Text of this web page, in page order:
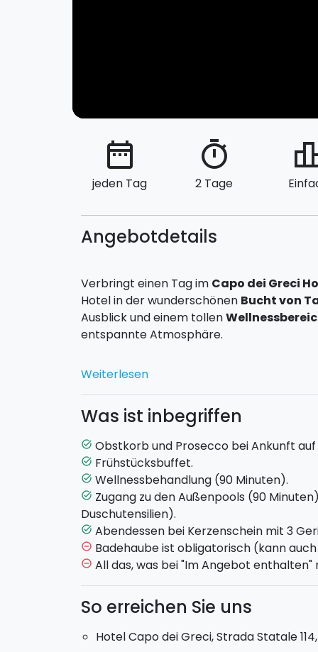
date_range
jeden Tag
timer
2 Tage
Angebotdetails
Verbringt einen Tag im Capo dei Greci
Hotel in der wunderschönen Bucht von
Ausblick und einem tollen
entspannte Atmosphäre.
Um auf euren romantischen Aufenthalt
Ihr werdet einen Nachmittag voller Relax
90-minütige Wellnessbehandlung
Dusche, Aromatherapie, Schwebetank,
Außerdem werdet ihr weitere 90 Minuten
Wasserfall verbringen (nur von Juni bis
exklusive Außenpools, die einen
bieten, der Zutritt ist jederzeit frei.
Nach einem entspannenden Tag
bei Kerzenschein im Restaurant des
Weiterlesen
Was ist inbegriffen
task_alt Obstkorb und Prosecco bei Ankunft
task_alt Frühstücksbuffet.
task_alt Wellnessbehandlung (90 Minuten).
task_alt Zugang zu den Außenpools (90
Duschutensilien).
task_alt Abendessen bei Kerzenschein mit 3
remove_circle_outline Badehaube ist obligatorisch (kann
remove_circle_outline All das, was bei "Im Angebot
So erreichen Sie uns
Hotel Capo dei Greci, Strada Statale